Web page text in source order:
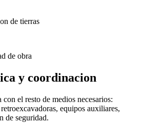
de tierras
de obra
y coordinacion
el resto de medios necesarios:
equipos auxiliares,
de seguridad.